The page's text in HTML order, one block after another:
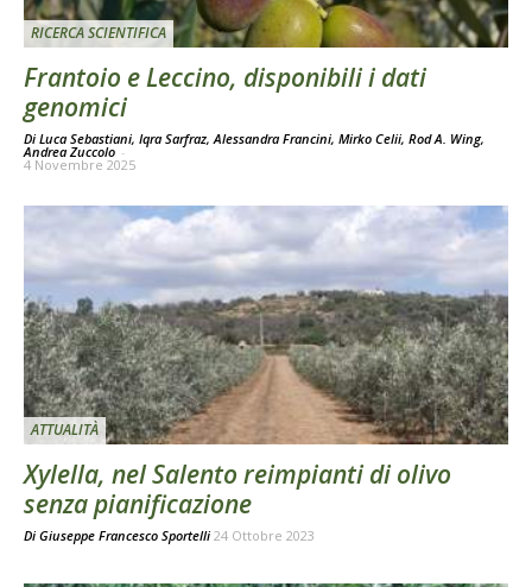
RICERCA SCIENTIFICA
Frantoio e Leccino, disponibili i dati
genomici
Di Luca Sebastiani, Iqra Sarfraz, Alessandra Francini, Mirko Celii, Rod A. Wing,
Andrea Zuccolo -
4 Novembre 2025
ATTUALITÀ
Xylella, nel Salento reimpianti di olivo
senza pianificazione
Di Giuseppe Francesco Sportelli 24 Ottobre 2023